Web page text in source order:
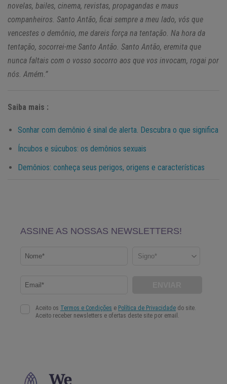
novelas, bailes, cinema, revistas, propagandas e maus
companheiros. Santo Antão, ficai sempre a meu lado, vós que
vencestes o demônio, me dareis força na tentação. Na hora da
tentação, socorrei-me Santo Antão. Santo Antão, eremita que
nunca faltais com o vosso socorro aos que vos invocam, rogai por
nós. Amém.”
Saiba mais :
Sonhar com demônio é sinal de alerta. Descubra o que significa
Íncubos e súcubos: os demônios sexuais
Demônios: conheça seus perigos, origens e características